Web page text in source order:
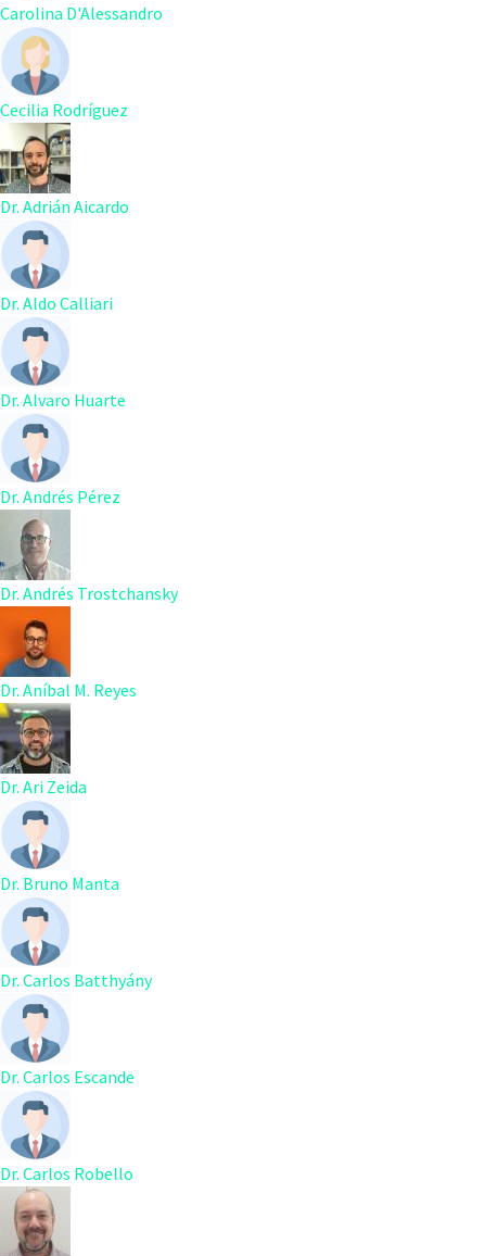
Carolina D'Alessandro
Cecilia Rodríguez
Dr. Adrián Aicardo
Dr. Aldo Calliari
Dr. Alvaro Huarte
Dr. Andrés Pérez
Dr. Andrés Trostchansky
Dr. Aníbal M. Reyes
Dr. Ari Zeida
Dr. Bruno Manta
Dr. Carlos Batthyány
Dr. Carlos Escande
Dr. Carlos Robello